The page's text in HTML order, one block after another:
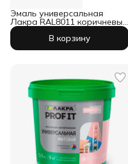
Эмаль универсальная
Лакра RAL8011 коричневый
аэрозоль 520 мл
В корзину